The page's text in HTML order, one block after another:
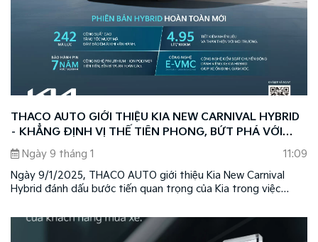
THACO AUTO GIỚI THIỆU KIA NEW CARNIVAL HYBRID
– KHẲNG ĐỊNH VỊ THẾ TIÊN PHONG, BỨT PHÁ VỚI
CÔNG NGHỆ XANH HYBRID
Ngày 9 tháng 1
11:09
Ngày 9/1/2025, THACO AUTO giới thiệu Kia New Carnival
Hybrid đánh dấu bước tiến quan trọng của Kia trong việc
với công nghệ tiên tiến, thân thiện môi trường, đồng thời
khẳng định vị thế dẫn đầu của thương hiệu Kia tại Việt Nam.